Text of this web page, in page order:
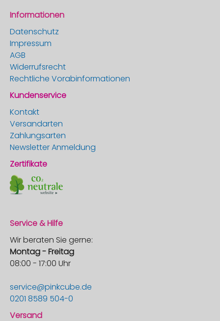
Informationen
Datenschutz
Impressum
AGB
Widerrufsrecht
Rechtliche Vorabinformationen
Kundenservice
Kontakt
Versandarten
Zahlungsarten
Newsletter Anmeldung
Zertifikate
Service & Hilfe
Wir beraten Sie gerne:
Montag - Freitag
08:00 - 17:00 Uhr
service@pinkcube.de
0201 8589 504-0
Versand